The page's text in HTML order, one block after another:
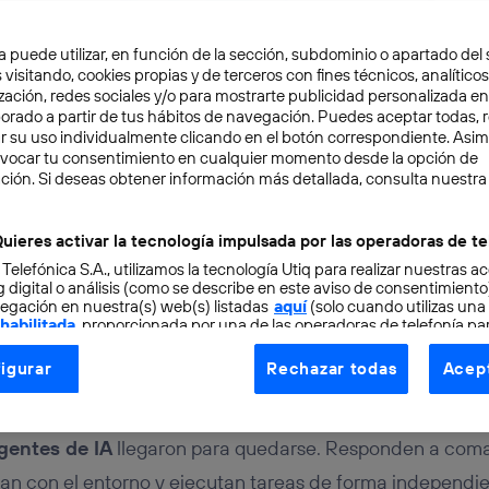
6 min
tecnología de agentes
al mundo
de IAllegaron para quedarse. Responden a
con el entorno y ejecutan tareas de forma
puede utilizar, en función de la sección, subdominio o apartado del
visitando, cookies propias y de terceros con fines técnicos,
redes sociales y/o para mostrarte publicidad personalizada
a partir de tus hábitos de navegación. Puedes aceptar todas,
su uso individualmente clicando en el botón correspondiente.
tu consentimiento en cualquier momento desde la opción de
Si deseas obtener información más detallada, consulta nuestra
activar la tecnología impulsada por las operadoras de
S.A., utilizamos la tecnología Utiq para realizar nuestras
digital o análisis (como se describe en este aviso de
en nuestra(s) web(s) listadas aquí(solo cuando utilizas una
, proporcionada por una de las operadoras de telefonía
consentimiento en cada página web).
Utiq está diseñada con la privacidad como prioridad
tu dirección IP y otra información de la cuenta de cliente de
a la conexión que utilizas (p. ej., número de teléfono móvil).
Rechazar todas